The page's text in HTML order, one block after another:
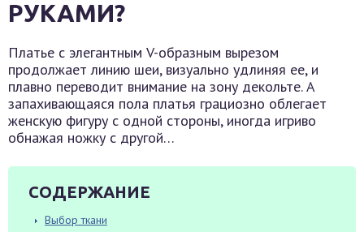
РУКАМИ?
Платье с элегантным V-образным вырезом
продолжает линию шеи, визуально удлиняя ее, и
плавно переводит внимание на зону декольте. А
запахивающаяся пола платья грациозно облегает
женскую фигуру с одной стороны, иногда игриво
обнажая ножку с другой…
СОДЕРЖАНИЕ
Выбор ткани